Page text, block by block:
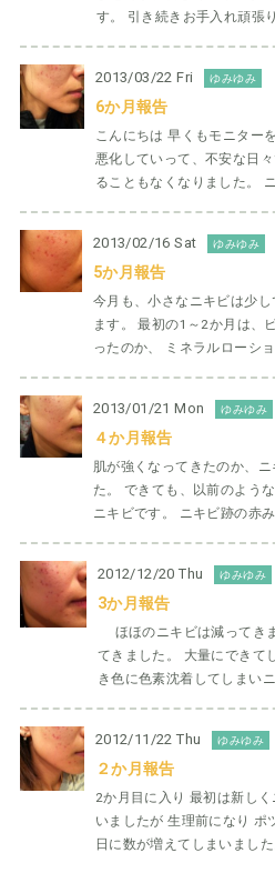
す。 引き続きお手入れ頑張
2013/03/22 Fri ゆみゆみ
6か月報告
こんにちは 早くもモニター
悪化していって、不安な日
ることもなくなりました。
2013/02/16 Sat ゆみゆみ
5か月報告
今月も、小さなニキビは少
ます。 最初の1～2か月は、
ったのか、 ミネラルローシ
2013/01/21 Mon ゆみゆみ
４か月報告
肌が強くなってきたのか、
た。 できても、以前のよう
ニキビです。 ニキビ跡の赤
2012/12/20 Thu ゆみゆみ
3か月報告
ほほのニキビは減ってき
てきました。 大量にできて
き色に色素沈着してしまい
2012/11/22 Thu ゆみゆみ
２か月報告
2か月目に入り 最初は新し
いましたが 生理前になり ポ
日に数が増えてしまいまし